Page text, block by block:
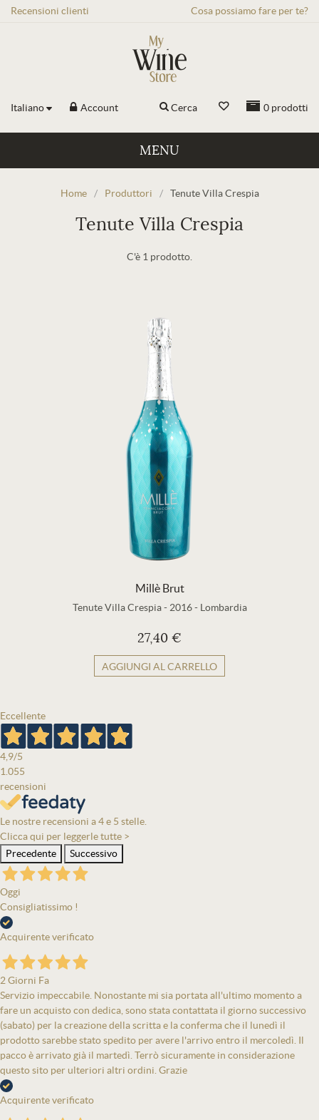
Recensioni clienti Cosa possiamo fare per te?
Italiano Account 0 prodotti
Cerca
MENU
Home / Produttori / Tenute Villa Crespia
Tenute Villa Crespia
C'è 1 prodotto.
Millè Brut
Tenute Villa Crespia - 2016- Lombardia
27,40 €
AGGIUNGI AL CARRELLO
Eccellente
4,9/5
1.055
recensioni
Le nostre recensioni a 4 e 5 stelle.
Clicca qui per leggerle tutte >
Precedente
Successivo
Oggi
Consigliatissimo !
Acquirente verificato
2 Giorni Fa
Servizio impeccabile. Nonostante mi sia portata all'ultimo momento a
fare un acquisto con dedica, sono stata contattata il giorno successivo
(sabato) per la creazione della scritta e la conferma che il lunedì il
prodotto sarebbe stato spedito per avere l'arrivo entro il mercoledì. Il
pacco è arrivato già il martedì. Terrò sicuramente in considerazione
questo sito per ulteriori altri ordini. Grazie
Acquirente verificato